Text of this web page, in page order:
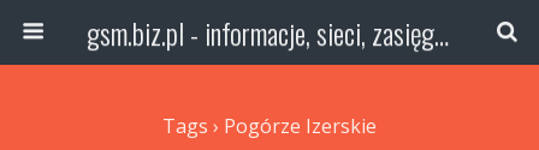
gsm.biz.pl - informacje, sieci, zasięg technologie
Tags › Pogórze Izerskie